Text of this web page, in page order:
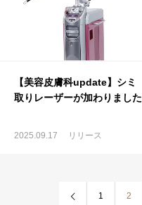
【美容皮膚科update】シミ
取りレーザーが加わりました
2025.09.17 リリース
1 2